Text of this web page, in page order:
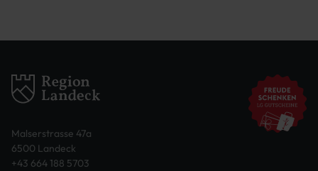
Malserstrasse 47a
6500 Landeck
+43 664 188 5703